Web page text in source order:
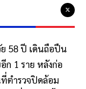
58 ปี เดินถือปืน
ก 1 ราย หลังก่อ
ตำรวจปิดล้อม